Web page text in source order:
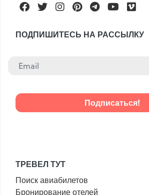
FacebookTwitterInstagramPinterestTelegramYoutube
ПОДПИШИТЕСЬ НА РАССЫЛКУ
ТРЕВЕЛ ТУТ
Поиск авиабилетов
Бронирование отелей